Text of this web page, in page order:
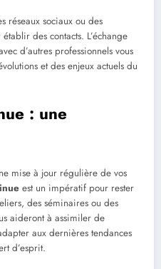
réseaux sociaux ou des
des contacts. L’échange
d’autres professionnels vous
et des enjeux actuels du
: une
mise à jour régulière de vos
est un impératif pour rester
des séminaires ou des
aideront à assimiler de
aux dernières tendances
d’esprit.